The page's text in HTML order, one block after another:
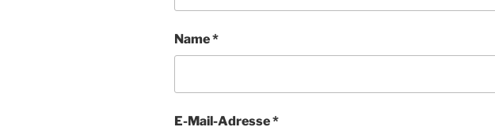
Name*
E-Mail-Adresse*